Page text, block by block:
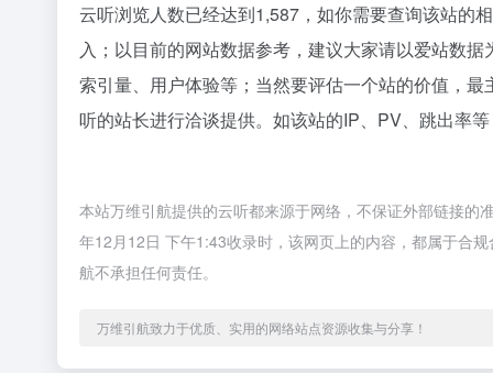
云听浏览人数已经达到1,587，如你需要查询该站的
入；以目前的网站数据参考，建议大家请以爱站数
索引量、用户体验等；当然要评估一个站的价值，
听的站长进行洽谈提供。如该站的IP、PV、跳出率
本站万维引航提供的云听都来源于网络，不保证外部链接
年12月12日 下午1:43收录时，该网页上的内容，都属于合
航不承担任何责任。
万维引航致力于优质、实用的网络站点资源收集与分享！